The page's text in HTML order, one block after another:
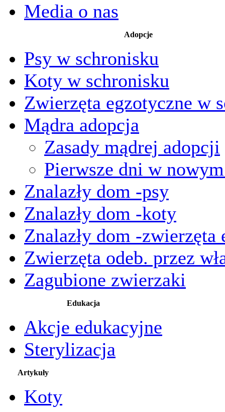
Media o nas
Adopcje
Psy w schronisku
Koty w schronisku
Zwierzęta egzotyczne w
Mądra adopcja
Zasady mądrej adopcji
Pierwsze dni w
Znalazły dom -psy
Znalazły dom -koty
Znalazły dom -zwierzęta
Zwierzęta odeb. przez
Zagubione zwierzaki
Edukacja
Akcje edukacyjne
Sterylizacja
Artykuły
Koty